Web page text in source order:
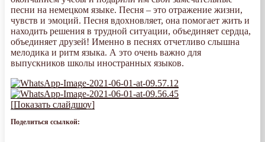
песни на немецком языке. Песня – это отражение жизни,
чувств и эмоций. Песня вдохновляет, она помогает жить и
находить решения в трудной ситуации, объединяет сердца,
объединяет друзей! Именно в песнях отчетливо слышна
мелодика и ритм языка. А это очень важно для
выпускников школы иностранных языков.
[Показать слайдшоу]
Поделиться ссылкой: